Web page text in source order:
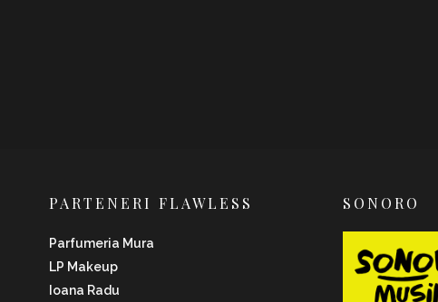
PARTENERI FLAWLESS
Parfumeria Mura
LP Makeup
Ioana Radu
SONORO